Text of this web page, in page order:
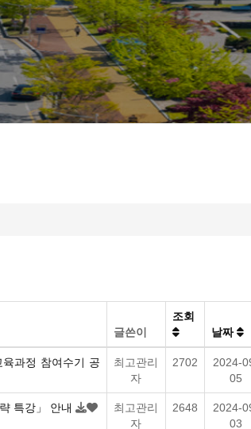
글쓴이
조회
날짜
과정 참여수기 공
최고관리
자
2702
2024-
05
특강」 안내
최고관리
자
2648
2024-
03